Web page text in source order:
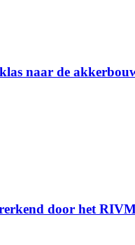
naar de
door het